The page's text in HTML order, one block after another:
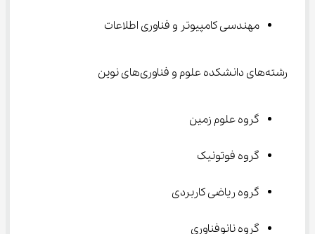
مهندسی کامپیوتر و فناوری اطلاعات
رشته‌های دانشکده علوم و فناوری‌های نوین
گروه علوم زمین
گروه فوتونیک
گروه ریاضی کاربردی
گروه نانوفناوری